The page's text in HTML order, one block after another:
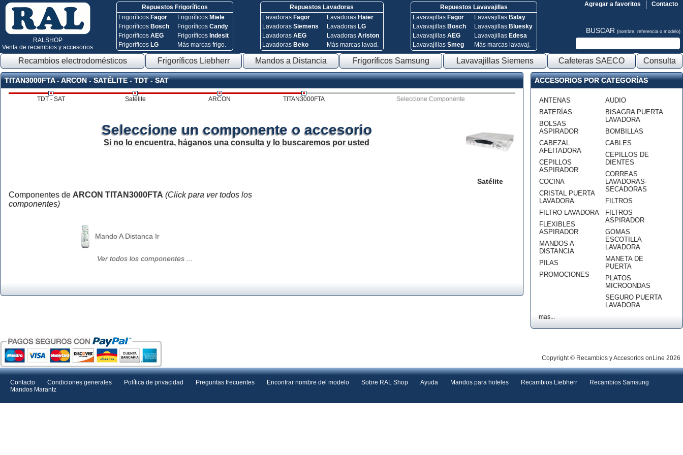
RALSHOP
Venta de recambios y accesorios
Repuestos Frigoríficos
Frigoríficos Fagor
Frigoríficos Bosch
FrigoríficosAEG
Frigoríficos LG
Frigoríficos Miele
FrigoríficosCandy
Frigoríficos Indesit
Más marcas frigo.
Repuestos Lavadoras
Lavadoras Fagor
Lavadoras Siemens
Lavadoras AEG
Lavadoras Beko
Lavadoras Haier
Lavadoras LG
Lavadoras Ariston
Más marcas lavad.
Repuestos Lavavajillas
Lavavajillas Fagor
Lavavajillas Bosch
Lavavajillas AEG
Lavavajillas Smeg
Lavavajillas Balay
Lavavajillas Bluesky
Lavavajillas Edesa
Más marcas lavavaj.
Contacto
Agregar a favoritos
BUSCAR (nombre, referencia o modelo)
Recambios electrodomésticos Frigoríficos Liebherr Mandos a Distancia Frigoríficos Samsung Lavavajillas Siemens Cafeteras SAECO Consulta
TITAN3000FTA - ARCON - SATÉLITE - TDT - SAT
TDT - SAT Satélite ARCON TITAN3000FTA Seleccione Componente
Satélite
Seleccione un componente o accesorio
Si no lo encuentra, háganos una consulta y lo buscaremos por usted
Componentes de ARCON TITAN3000FTA (Click para ver todos los
componentes)
Mando A Distanca Ir
Ver todos los componentes ...
ACCESORIOS POR CATEGORÍAS
ANTENAS
BATERÍAS
BOLSAS
ASPIRADOR
CABEZAL
AFEITADORA
CEPILLOS
ASPIRADOR
COCINA
CRISTAL PUERTA
LAVADORA
FILTRO LAVADORA
FLEXIBLES
ASPIRADOR
MANDOS A
DISTANCIA
PILAS
PROMOCIONES
AUDIO
BISAGRA PUERTA
LAVADORA
BOMBILLAS
CABLES
CEPILLOS DE
DIENTES
CORREAS
LAVADORAS-
SECADORAS
FILTROS
FILTROS
ASPIRADOR
GOMAS
ESCOTILLA
LAVADORA
MANETA DE
PUERTA
PLATOS
MICROONDAS
SEGURO PUERTA
LAVADORA
mas...
Copyright © Recambios y Accesorios onLine 2026
Contacto Condiciones generales Política de privacidad Preguntas frecuentes Encontrar nombre del modelo Sobre RAL Shop Ayuda Mandos para hoteles Recambios Liebherr
Recambios Samsung
Mandos Marantz